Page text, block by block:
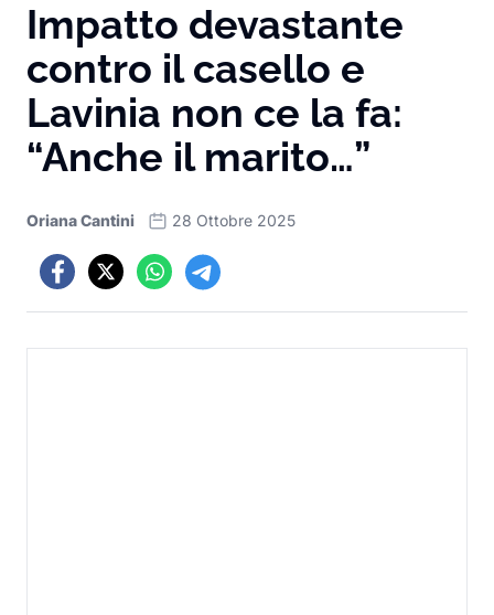
Impatto devastante
contro il casello e
Lavinia non ce la fa:
“Anche il marito…”
Oriana Cantini 28 Ottobre 2025